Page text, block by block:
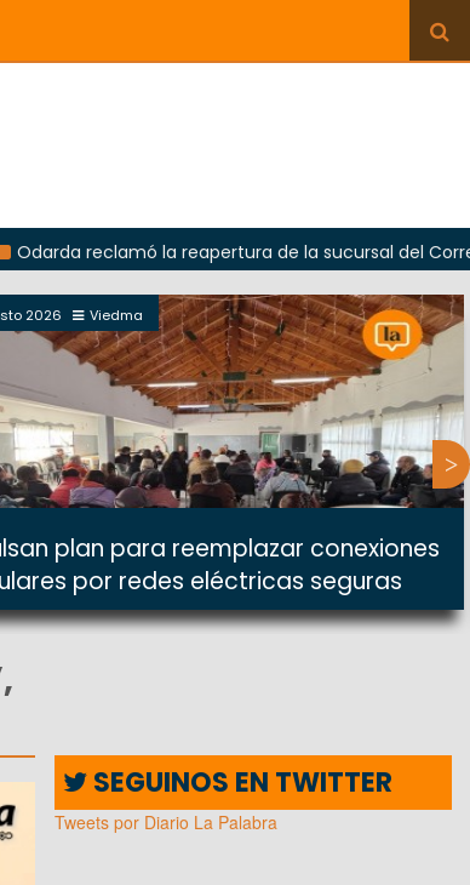
la reapertura de la sucursal del Correo
2026 Viedma
plan para reemplazar conexiones
por redes eléctricas seguras
SEGUINOS EN TWITTER
Tweets por Diario La Palabra